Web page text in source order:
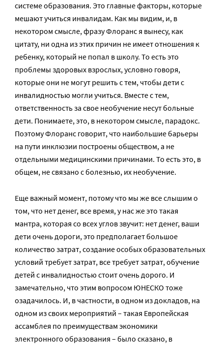
системе образования. Это главные факторы, которые
мешают учиться инвалидам. Как мы видим, и, в
некотором смысле, фразу Флоранс я вынесу, как
цитату, ни одна из этих причин не имеет отношения к
ребенку, который не попал в школу. То есть это
проблемы здоровых взрослых, условно говоря,
которые они не могут решить с тем, чтобы дети с
инвалидностью могли учиться. Вместе с тем,
ответственность за свое необучение несут больные
дети. Понимаете, это, в некотором смысле, парадокс.
Поэтому Флоранс говорит, что наибольшие барьеры
на пути инклюзии построены обществом, а не
отдельными медицинскими причинами. То есть это, в
общем, не связано с болезнью, их необучение.
Еще важный момент, потому что мы же все слышим о
том, что нет денег, все время, у нас же это такая
мантра, которая со всех углов звучит: нет денег, ваши
дети очень дороги, это предполагает большое
количество затрат, создание особых образовательных
условий требует затрат, все требует затрат, обучение
детей с инвалидностью стоит очень дорого. И
замечательно, что этим вопросом ЮНЕСКО тоже
озадачилось. И, в частности, в одном из докладов, на
одном из своих мероприятий – такая Европейская
ассамблея по преимуществам экономики
электронного образования – было сказано, в